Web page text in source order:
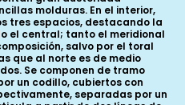
molduras. En el interior,
tres espacios, destacando la
el central; tanto el meridional
salvo por el toral
que al norte es de medio
Se componen de tramo
un codillo, cubiertos con
separadas por un